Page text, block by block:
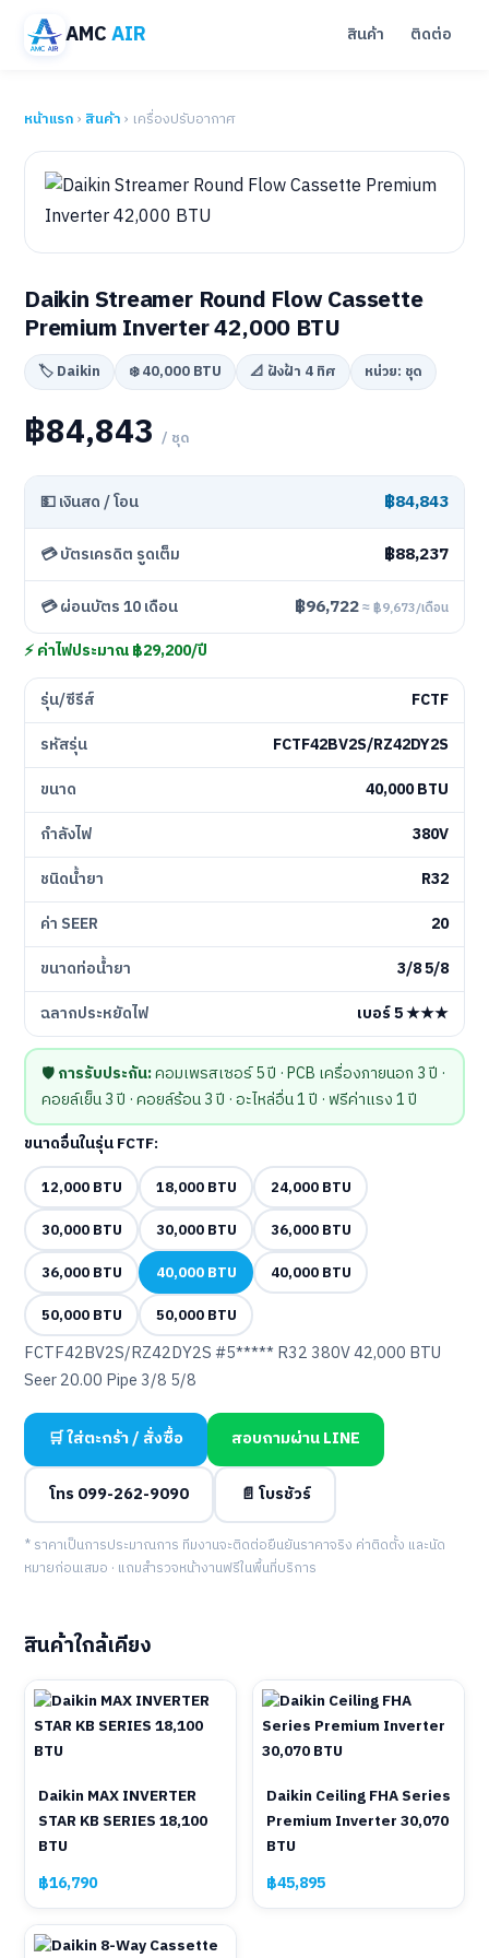
AMCAIR สินค้า ติดต่อ
หน้าแรก› สินค้า› เครื่องปรับอากาศ
Daikin Streamer Round Flow Cassette
Premium Inverter 42,000 BTU
🏷️ Daikin ❄️ 40,000 BTU 📐 ฝังฝ้า 4 ทิศ หน่วย: ชุด
฿84,843 / ชุด
💵 เงินสด / โอน ฿84,843
💳 บัตรเครดิต รูดเต็ม ฿88,237
💳 ผ่อนบัตร 10 เดือน ฿96,722≈ ฿9,673/เดือน
⚡ ค่าไฟประมาณ ฿29,200/ปี
รุ่น/ซีรีส์
FCTF
รหัสรุ่น
FCTF42BV2S/RZ42DY2S
ขนาด
40,000 BTU
กำลังไฟ
380V
ชนิดน้ำยา
R32
ค่า SEER
20
ขนาดท่อน้ำยา
3/8 5/8
ฉลากประหยัดไฟ
เบอร์ 5 ★★★
🛡️การรับประกัน:คอมเพรสเซอร์ 5 ปี · PCB เครื่องภายนอก 3 ปี ·
คอยล์เย็น 3 ปี · คอยล์ร้อน 3 ปี · อะไหล่อื่น 1 ปี · ฟรีค่าแรง 1 ปี
ขนาดอื่นในรุ่น FCTF:
12,000 BTU
18,000 BTU
24,000 BTU
30,000 BTU
30,000 BTU
36,000 BTU
36,000 BTU
40,000 BTU
40,000 BTU
50,000 BTU
50,000 BTU
FCTF42BV2S/RZ42DY2S #5***** R32 380V 42,000 BTU
Seer 20.00 Pipe 3/8 5/8
🛒 ใส่ตะกร้า / สั่งซื้อ สอบถามผ่าน LINE
โทร 099-262-9090 📄 โบรชัวร์
* ราคาเป็นการประมาณการ ทีมงานจะติดต่อยืนยันราคาจริง ค่าติดตั้ง และนัด
หมายก่อนเสมอ · แถมสำรวจหน้างานฟรีในพื้นที่บริการ
สินค้าใกล้เคียง
Daikin MAX INVERTER
STAR KB SERIES 18,100
BTU
฿16,790
Daikin Ceiling FHA Series
Premium Inverter 30,070
BTU
฿45,895